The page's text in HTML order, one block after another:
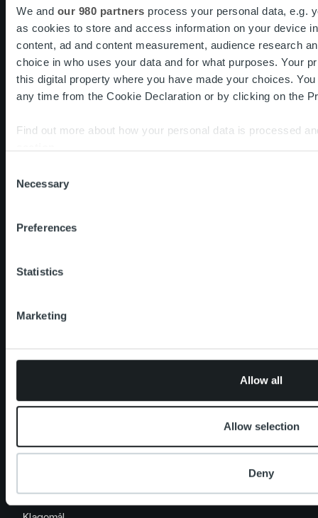
We and our 980 partners process your personal data, e.g.
as cookies to store and access information on your device
content, ad and content measurement, audience research
choice in who uses your data and for what purposes. Your
this digital property where you have made your choices.
any time from the Cookie Declaration or by clicking on the
Find out more about how your personal data is processed
We use cookies to personalise content and ads, to provide
that they’ve collected from your use of their services.
Selection
Necessary
Preferences
Statistics
Marketing
Allow all
Allow selection
Deny
Om oss
Organisation och ledning
Våra medarbetare och kultur
One platform
Vanliga frågor